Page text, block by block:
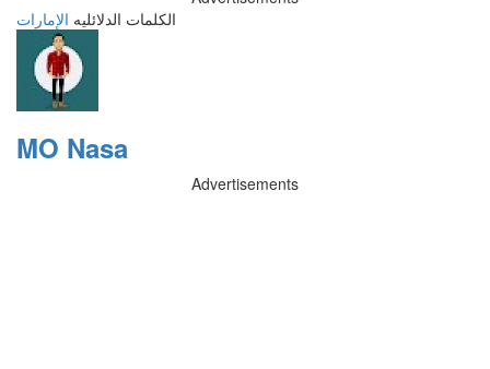
الكلمات الدلائليه الإمارات
MO Nasa
Advertisements